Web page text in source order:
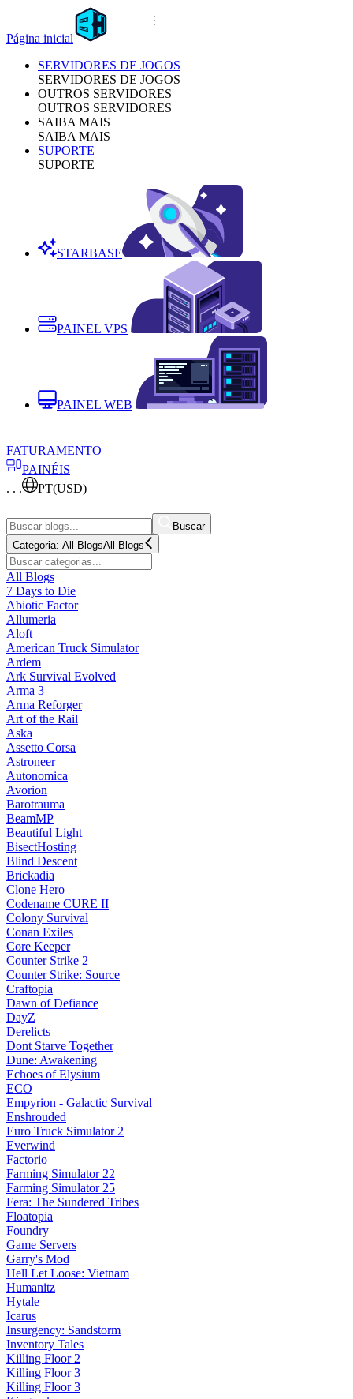
Página inicial
SERVIDORES DE JOGOS
SERVIDORES DE JOGOS
OUTROS SERVIDORES
OUTROS SERVIDORES
SAIBA MAIS
SAIBA MAIS
SUPORTE
SUPORTE
STARBASE
PAINEL VPS
PAINEL WEB
FATURAMENTO
PAINÉIS
. . .
PT(USD)
Buscar
Categoria: All BlogsAll Blogs
All Blogs
7 Days to Die
Abiotic Factor
Allumeria
Aloft
American Truck Simulator
Ardem
Ark Survival Evolved
Arma 3
Arma Reforger
Art of the Rail
Aska
Assetto Corsa
Astroneer
Autonomica
Avorion
Barotrauma
BeamMP
Beautiful Light
BisectHosting
Blind Descent
Brickadia
Clone Hero
Codename CURE II
Colony Survival
Conan Exiles
Core Keeper
Counter Strike 2
Counter Strike: Source
Craftopia
Dawn of Defiance
DayZ
Derelicts
Dont Starve Together
Dune: Awakening
Echoes of Elysium
ECO
Empyrion - Galactic Survival
Enshrouded
Euro Truck Simulator 2
Everwind
Factorio
Farming Simulator 22
Farming Simulator 25
Fera: The Sundered Tribes
Floatopia
Foundry
Game Servers
Garry's Mod
Hell Let Loose: Vietnam
Humanitz
Hytale
Icarus
Insurgency: Sandstorm
Inventory Tales
Killing Floor 2
Killing Floor 3
Killing Floor 3